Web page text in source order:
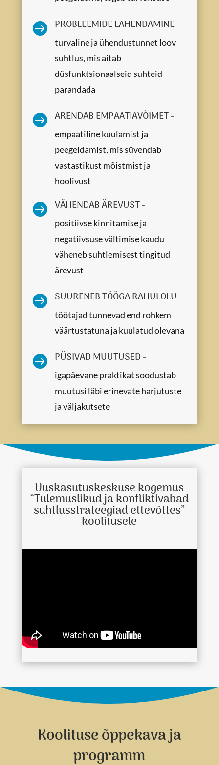
 PROBLEEMIDE LAHENDAMINE -
turvaline ja ühendustunnet loov
suhtlus, mis aitab
düsfunktsionaalseid suhteid
parandada
 ARENDAB EMPAATIAVÕIMET -
empaatiline kuulamist ja
peegeldamist, mis süvendab
vastastikust mõistmist ja
hoolivust
 VÄHENDAB ÄREVUST -
positiivse kinnitamise ja
negatiivsuse vältimise kaudu
väheneb suhtlemisest tingitud
ärevust
 SUURENEB TÖÖGA RAHULOLU -
töötajad tunnevad end rohkem
väärtustatuna ja kuulatud olevana
 PÜSIVAD MUUTUSED -
igapäevane praktikat soodustab
muutusi läbi erinevate harjutuste
ja väljakutsete
Uuskasutuskeskuse kogemus
“Tulemuslikud ja konfliktivabad
suhtlusstrateegiad ettevõttes”
koolitusele
Koolituse õppekava ja
programm